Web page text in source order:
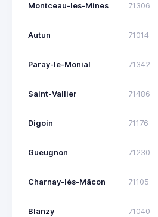
Montceau-les-Mines 71306
Autun 71014
Paray-le-Monial 71342
Saint-Vallier 71486
Digoin 71176
Gueugnon 71230
Charnay-lès-Mâcon 71105
Blanzy 71040